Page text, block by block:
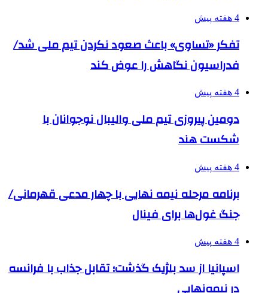
4 هفته پیش
تفکر «تساوی» باعث صعود نکردن تیم ملی شد/
فدراسیون نگاهش را عوض کند
4 هفته پیش
دومین پیروزی تیم ملی والیبال نوجوانان با
شکست هند
4 هفته پیش
برنامه مرحله نیمه نهایی با چهار مدعی قهرمانی/
جنگ غول‌ها برای فینال
4 هفته پیش
اسپانیا از سد بلژیک گذشت؛ تقابل جذاب با فرانسه
در نیمه‌نهایی